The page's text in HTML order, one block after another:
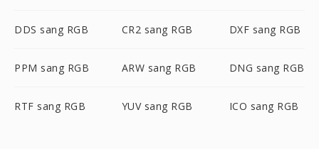
DDS sang RGB CR2 sang RGB DXF sang RGB
PPM sang RGB ARW sang RGB DNG sang RGB
RTF sang RGB YUV sang RGB ICO sang RGB